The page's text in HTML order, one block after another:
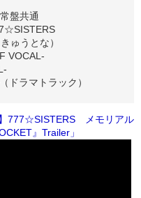
盤共通
ゅうとな）
VOCAL-
ドラマトラック）
777☆SISTERS メモリアル
』Trailer」